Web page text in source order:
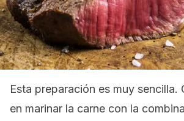
Esta preparación es muy sencilla.
en marinar la carne con la